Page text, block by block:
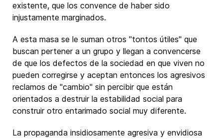
existente, que los convence de haber sido
injustamente marginados.
A esta masa se le suman otros "tontos útiles" que
buscan pertener a un grupo y llegan a convencerse
de que los defectos de la sociedad en que viven no
pueden corregirse y aceptan entonces los agresivos
reclamos de "cambio" sin percibir que están
orientados a destruir la estabilidad social para
construir otro entarimado social muy diferente.
La propaganda insidiosamente agresiva y envidiosa